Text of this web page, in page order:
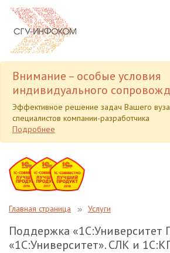
Внимание – особые условия
индивидуального
Эффективное решение задач Вашего
специалистов компании-разработчика
Подробнее
Главная страница Услуги
Поддержка «1С:Университет
«1С:Университет». СЛК и